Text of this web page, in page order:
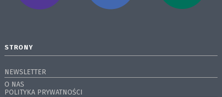
STRONY
NEWSLETTER
O NAS
POLITYKA PRYWATNOŚCI